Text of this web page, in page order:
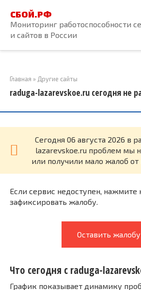
контенту
СБОЙ.РФ
Мониторинг работоспособности
и сайтов в России
Главная » Другие сайты
raduga-lazarevskoe.ru сегодня не
Cегодня 06 августа 2026 в
lazarevskoe.ru проблем мы
или получили мало жалоб от
Если сервис недоступен, нажмите
зафиксировать жалобу.
Оставить жалобу
Что сегодня с raduga-
График показывает динамику